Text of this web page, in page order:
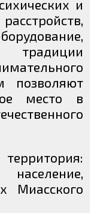
и
позволяют
место в
население,
Миасского